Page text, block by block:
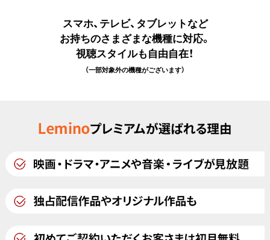
スマホ、テレビ、タブレットなど
お持ちのさまざまな機種に対応。
視聴スタイルも自由自在！
（一部対象外の機種がございます）